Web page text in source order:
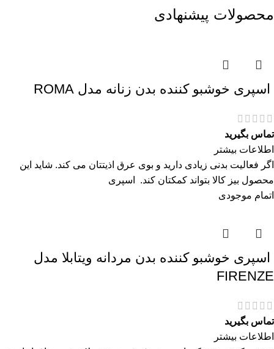
محصولات پیشنهادی
اسپری خوشبو کننده بدن زنانه مدل ROMA
تماس بگیرید
اطلاعات بیشتر
اگر فعالیت بدنی زیادی دارید و بوی عرق اذیتتان می کند. شاید این
محصول بیز کالا بتواند کمکتان کند. اسپری
اتمام موجودی
اسپری خوشبو کننده بدن مردانه ویتابلا مدل
FIRENZE
تماس بگیرید
اطلاعات بیشتر